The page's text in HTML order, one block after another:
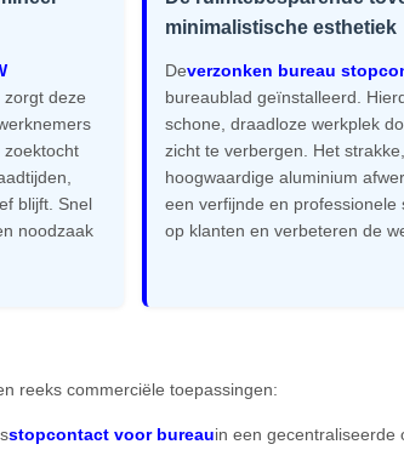
deze
zoektocht
blijft. Snel
noodzaak
minimalistische esthetiek
Deverzonken bureau
bureaublad geïnstalleerd.
schone, draadloze werkplek
zicht te verbergen. Het
hoogwaardige aluminium
een verfijnde en professionele
op klanten en verbeteren de
reeks commerciële toepassingen:
stopcontact voor bureauin een gecentraliseerde